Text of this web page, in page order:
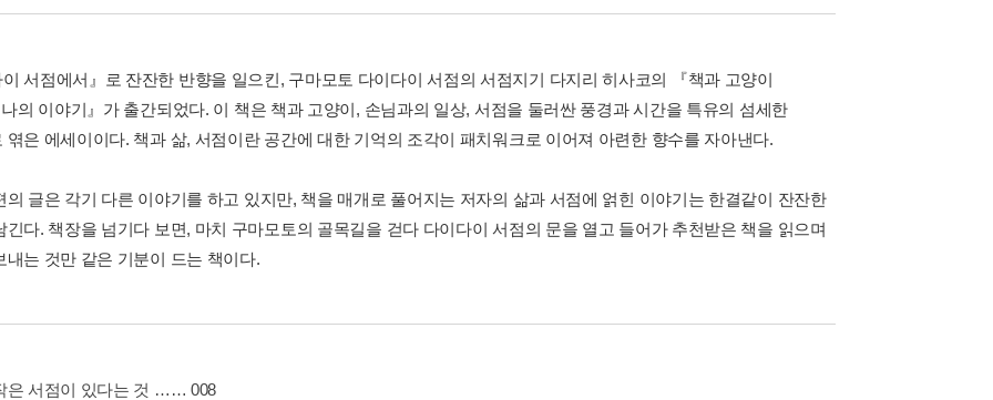
서점에서』로 잔잔한 반향을 일으킨, 구마모토 다이다이 서점의 서점지기 다지리 히사코의 『책과 고양이
의 이야기』가 출간되었다. 이 책은 책과 고양이, 손님과의 일상, 서점을 둘러싼 풍경과 시간을 특유의 섬세한
엮은 에세이이다. 책과 삶, 서점이란 공간에 대한 기억의 조각이 패치워크로 이어져 아련한 향수를 자아낸다.
의 글은 각기 다른 이야기를 하고 있지만, 책을 매개로 풀어지는 저자의 삶과 서점에 얽힌 이야기는 한결같이 잔잔한
긴다. 책장을 넘기다 보면, 마치 구마모토의 골목길을 걷다 다이다이 서점의 문을 열고 들어가 추천받은 책을 읽으며
내는 것만 같은 기분이 드는 책이다.
은 서점이 있다는 것 …… 008